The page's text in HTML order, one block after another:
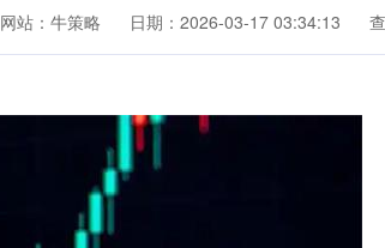
网站：牛策略 日期：2026-03-17 03:34:13